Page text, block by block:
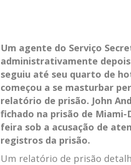
Um agente do Serviço
administrativamente
seguiu até seu quarto de
começou a se masturbar
relatório de prisão. John
fichado na prisão de Miami-
feira sob a acusação de
registros da prisão.
Um relatório de prisão